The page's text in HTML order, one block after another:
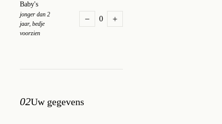
Baby's
jonger dan 2
jaar, bedje
voorzien
− 0 +
02Uw gegevens